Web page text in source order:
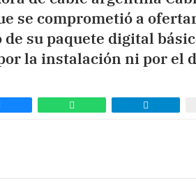
se comprometió a
su paquete digital
la instalación ni por el